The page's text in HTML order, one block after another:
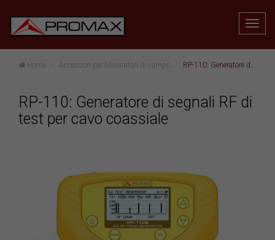
Home Accessori per Misuratori di campo RP-110: Generatore di segnali RF di test per cavo coassiale
RP-110: Generatore di segnali RF di
test per cavo coassiale